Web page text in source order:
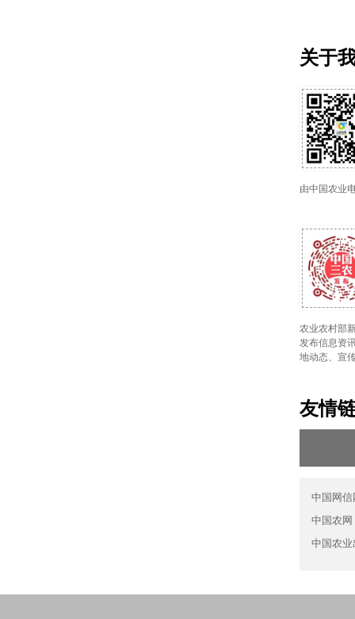
关于
由中国农业
农业农村部
发布信息资
地动态、宣
友情
中国网信
中国农网
中国农业